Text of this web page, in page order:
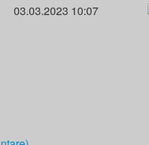
03.03.2023 10:07